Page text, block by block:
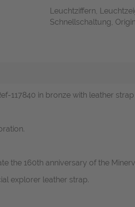
Leuchtziffern,
Schnellschaltung,
117840 in bronze with leather
the 160th anniversary of the
explorer leather strap.